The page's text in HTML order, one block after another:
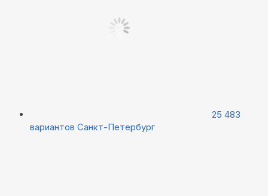
25 483
вариантов Санкт-Петербург